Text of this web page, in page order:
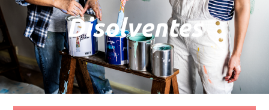
Disolventes